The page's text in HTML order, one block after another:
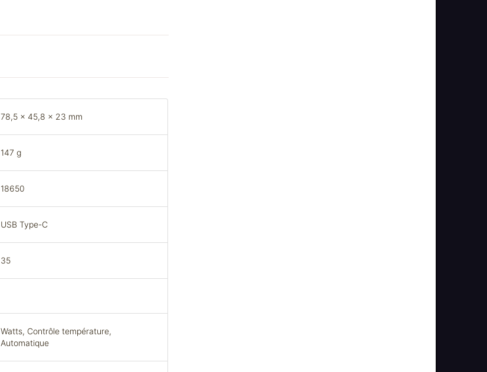
78,5 x 45,8 x 23 mm
147 g
18650
USB Type-C
35
Watts, Contrôle température,
Automatique